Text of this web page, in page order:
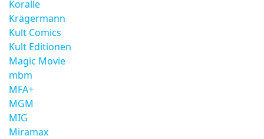
Koralle
Krägermann
Kult Comics
Kult Editionen
Magic Movie
mbm
MFA+
MGM
MIG
Miramax